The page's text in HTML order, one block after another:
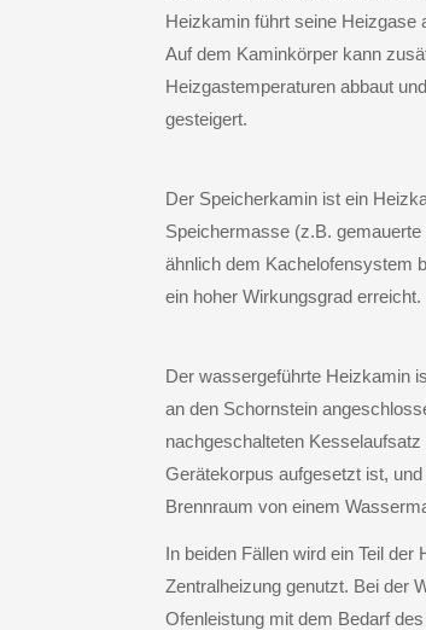
Heizkamin führt seine Heizgase
Auf dem Kaminkörper kann
Heizgastemperaturen abbaut
gesteigert.
Der Speicherkamin ist ein
Speichermasse (z.B.
ähnlich dem Kachelofensystem
ein hoher Wirkungsgrad erreicht.
Der wassergeführte Heizkamin
an den Schornstein
nachgeschalteten
Gerätekorpus aufgesetzt ist,
Brennraum von einem
In beiden Fällen wird ein Teil
Zentralheizung genutzt. Bei der
Ofenleistung mit dem Bedarf